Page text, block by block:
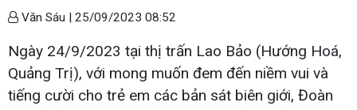
Văn Sáu | 25/09/2023 08:52
Ngày 24/9/2023 tại thị trấn Lao Bảo (Hướng Hoá,
Quảng Trị), với mong muốn đem đến niềm vui và
tiếng cười cho trẻ em các bản sát biên giới, Đoàn